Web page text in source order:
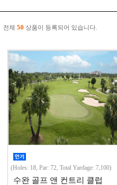
전체 50 상품이 등록되어 있습니다.
(Holes: 18, Par: 72, Total Yardage: 7,100)
수완 골프 앤 컨트리 클럽